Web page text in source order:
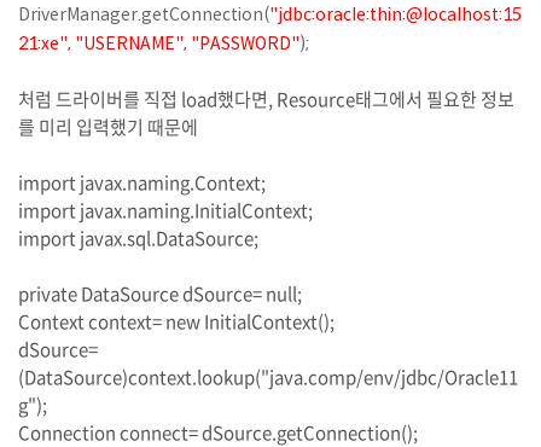
DriverManager.getConnection("jdbc:oracle:thin:@localhost:15
21:xe", "USERNAME", "PASSWORD");
처럼 드라이버를 직접 load했다면, Resource태그에서 필요한 정보
를 미리 입력했기 때문에
import javax.naming.Context;
import javax.naming.InitialContext;
import javax.sql.DataSource;
private DataSource dSource= null;
Context context= new InitialContext();
dSource=
(DataSource)context.lookup("java.comp/env/jdbc/Oracle11
g");
Connection connect= dSource.getConnection();